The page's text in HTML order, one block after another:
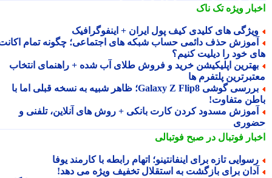
ویژهتک ناک
های کلیدی کیف پول ایران + اینفوگرافیک
حذف دائمی حساب شبکه های اجتماعی؛ چگونه تمام اکانت
خود را دیلیت کنیم؟
اپلیکیشن خرید و فروش طلای آب شده + راهنمای انتخاب
پلتفرم ها
بررسی گوشی Galaxy Z Flip8؛ ظاهر شبیه به نسخه قبلی اما با
متفاوت!
مسدود کردن کارت بانکی + روش های آنلاین، تلفنی و
فوتبال در صبح فوتبالی
تازه برای اینفانتینو؛ اتهام رابطه با کارمند یوفا
برای بازگشت به استقلال تخفیف ویژه می دهد!